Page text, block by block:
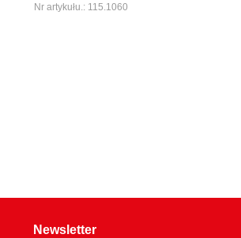
Nr artykułu.: 115.1060
Newsletter